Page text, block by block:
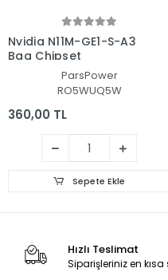
Nvidia N11M-GE1-S-A3
Bga Chipset
ParsPower
RO5WUQ5W
360,00 TL
Sepete Ekle
Hızlı Teslimat
Siparişleriniz en kısa